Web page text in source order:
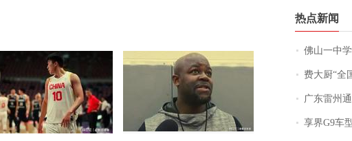
热点新闻
佛山一中学招聘物理教
费大厨“全国小炒
广东雷州通报“特殊
享界G9车